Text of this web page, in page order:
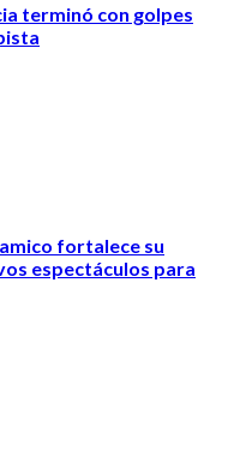
terminó con golpes
fortalece su
espectáculos para